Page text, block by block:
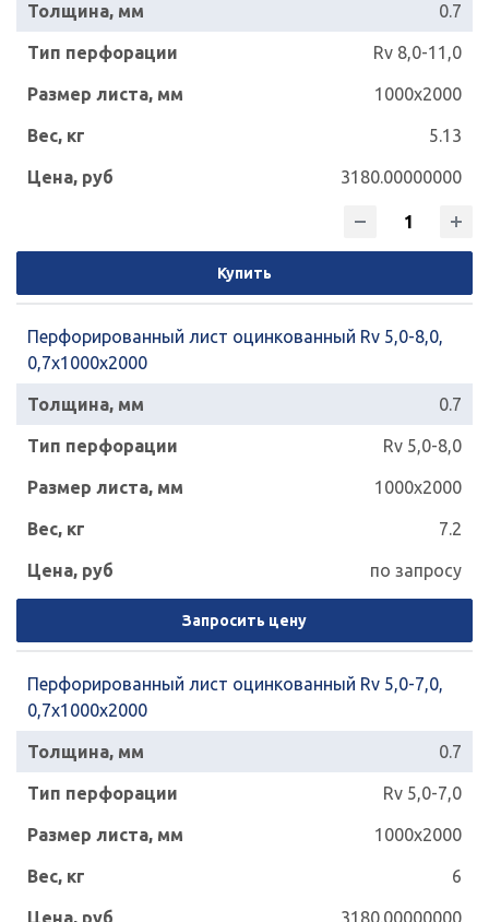
0.7
Rv 8,0-11,0
1000x2000
5.13
3180.00000000
Купить
Перфорированный лист оцинкованный Rv 5,0-8,0,
0,7х1000х2000
0.7
Rv 5,0-8,0
1000x2000
7.2
по запросу
Запросить цену
Перфорированный лист оцинкованный Rv 5,0-7,0,
0,7х1000х2000
0.7
Rv 5,0-7,0
1000x2000
6
3180.00000000